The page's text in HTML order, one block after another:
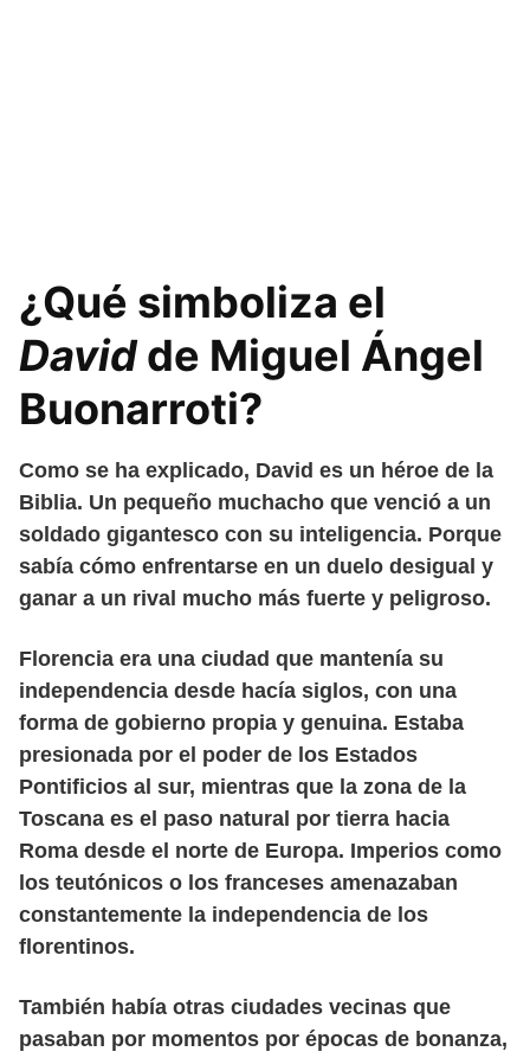
¿Qué simboliza el
Davidde Miguel Ángel
Buonarroti?
Como se ha explicado, David es un héroe de la
Biblia. Un pequeño muchacho que venció a un
soldado gigantesco con su inteligencia. Porque
sabía cómo enfrentarse en un duelo desigual y
ganar a un rival mucho más fuerte y peligroso.
Florencia era una ciudad que mantenía su
independencia desde hacía siglos, con una
forma de gobierno propia y genuina. Estaba
presionada por el poder de los Estados
Pontificios al sur, mientras que la zona de la
Toscana es el paso natural por tierra hacia
Roma desde el norte de Europa. Imperios como
los teutónicos o los franceses amenazaban
constantemente la independencia de los
florentinos.
También había otras ciudades vecinas que
pasaban por momentos por épocas de bonanza,